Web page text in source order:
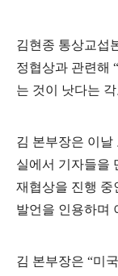
김현종 통상교섭
정협상과 관련해 “
는 것이 낫다는
김 본부장은 이
실에서 기자들을
재협상을 진행 중
발언을 인용하며
김 본부장은 “미